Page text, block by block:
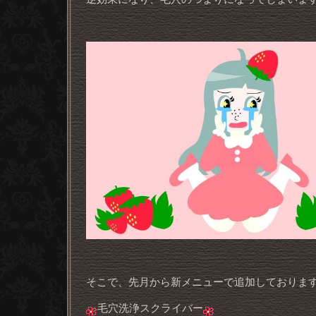
そこで、先月から新メニューで追加しておりま
毛穴洗浄スクライバー